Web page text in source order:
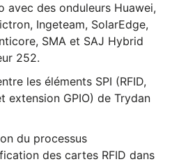
avec des onduleurs Huawei,
Ingeteam, SolarEdge,
SMA et SAJ Hybrid
252.
les éléments SPI (RFID,
extension GPIO) de Trydan
du processus
des cartes RFID dans